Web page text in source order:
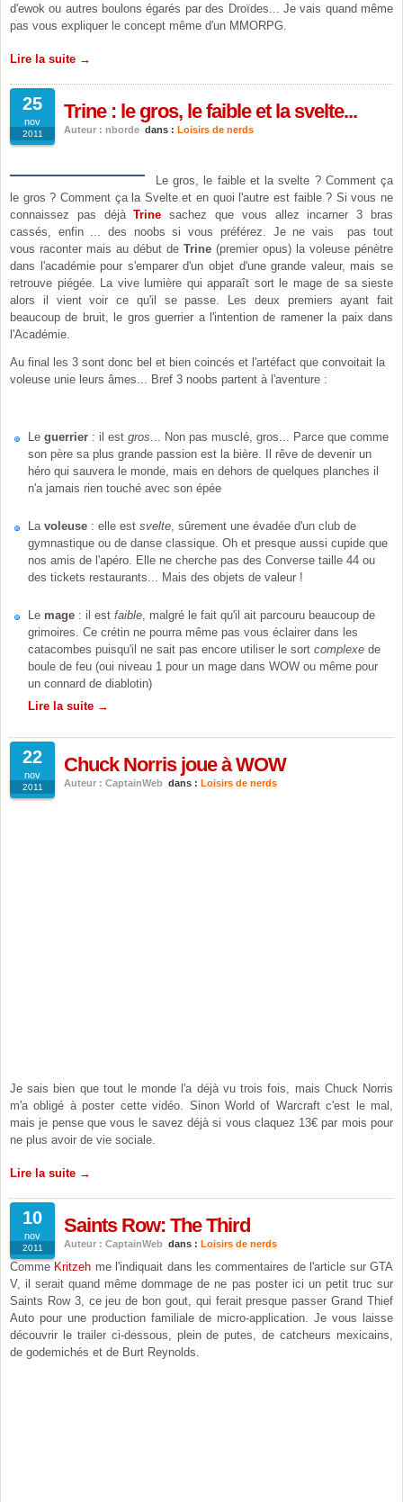
d'ewok ou autres boulons égarés par des Droïdes... Je vais quand même
pas vous expliquer le concept même d'un MMORPG.
Lire la suite →
25
nov
2011
Trine : le gros, le faible et la svelte...
Auteur : nborde dans : Loisirs de nerds
Le gros, le faible et la svelte ? Comment ça
le gros ? Comment ça la Svelte et en quoi l'autre est faible ? Si vous ne
connaissez pas déjàTrine sachez que vous allez incarner 3 bras
cassés, enfin ... des noobs si vous préférez. Je ne vais pas tout
vous raconter mais au début de Trine (premier opus) la voleuse pénètre
dans l'académie pour s'emparer d'un objet d'une grande valeur, mais se
retrouve piégée. La vive lumière qui apparaît sort le mage de sa sieste
alors il vient voir ce qu'il se passe. Les deux premiers ayant fait
beaucoup de bruit, le gros guerrier a l'intention de ramener la paix dans
l'Académie.
Au final les 3 sont donc bel et bien coincés et l'artéfact que convoitait la
voleuse unie leurs âmes... Bref 3 noobs partent à l'aventure :
Le guerrier : il est gros... Non pas musclé, gros... Parce que comme
son père sa plus grande passion est la bière. Il rêve de devenir un
héro qui sauvera le monde, mais en dehors de quelques planches il
n'a jamais rien touché avec son épée
La voleuse : elle est svelte, sûrement une évadée d'un club de
gymnastique ou de danse classique. Oh et presque aussi cupide que
nos amis de l'apéro. Elle ne cherche pas des Converse taille 44 ou
des tickets restaurants... Mais des objets de valeur !
Le mage : il est faible, malgré le fait qu'il ait parcouru beaucoup de
grimoires. Ce crétin ne pourra même pas vous éclairer dans les
catacombes puisqu'il ne sait pas encore utiliser le sort complexe de
boule de feu (oui niveau 1 pour un mage dans WOW ou même pour
un connard de diablotin)
Lire la suite →
22
nov
2011
Chuck Norris joue à WOW
Auteur : CaptainWeb dans : Loisirs de nerds
Je sais bien que tout le monde l'a déjà vu trois fois, mais Chuck Norris
m'a obligé à poster cette vidéo. Sinon World of Warcraft c'est le mal,
mais je pense que vous le savez déjà si vous claquez 13€ par mois pour
ne plus avoir de vie sociale.
Lire la suite →
10
nov
2011
Saints Row: The Third
Auteur : CaptainWeb dans : Loisirs de nerds
Comme Kritzeh me l'indiquait dans les commentaires de l'article sur GTA
V, il serait quand même dommage de ne pas poster ici un petit truc sur
Saints Row 3, ce jeu de bon gout, qui ferait presque passer Grand Thief
Auto pour une production familiale de micro-application. Je vous laisse
découvrir le trailer ci-dessous, plein de putes, de catcheurs mexicains,
de godemichés et de Burt Reynolds.